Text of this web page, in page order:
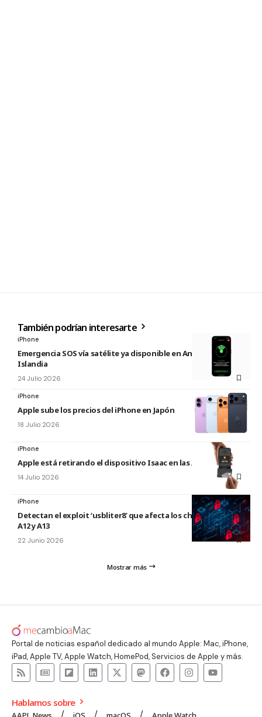
También podrían interesarte
iPhone
Emergencia SOS vía satélite ya disponible en Andorra e
Islandia
24 Julio 2026
iPhone
Apple sube los precios del iPhone en Japón
18 Julio 2026
iPhone
Apple está retirando el dispositivo Isaac en las Apple Store
14 Julio 2026
iPhone
Detectan el exploit ‘usbliter8’ que afecta los chips de Apple
A12 y A13
22 Junio 2026
Mostrar más
Portal de noticias español dedicado al mundo Apple: Mac, iPhone,
iPad, Apple TV, Apple Watch, HomePod, Servicios de Apple y más.
Hablamos sobre